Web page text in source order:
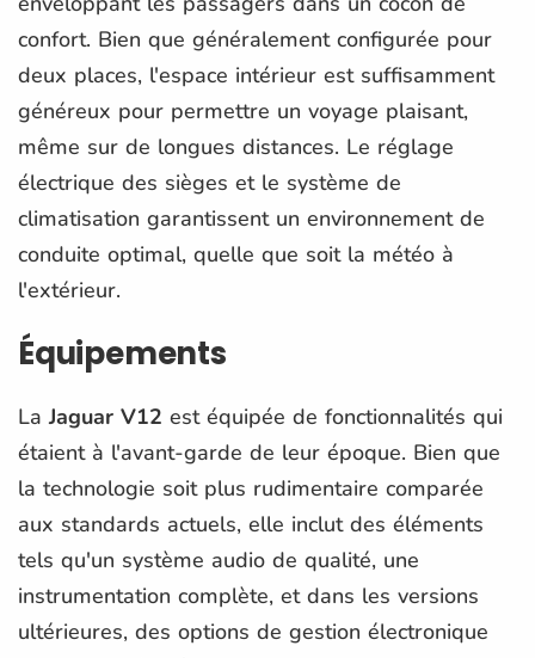
confort. Bien que généralement configurée pour
deux places, l'espace intérieur est suffisamment
généreux pour permettre un voyage plaisant,
même sur de longues distances. Le réglage
électrique des sièges et le système de
climatisation garantissent un environnement de
conduite optimal, quelle que soit la météo à
l'extérieur.
Équipements
LaJaguar V12 est équipée de fonctionnalités qui
étaient à l'avant-garde de leur époque. Bien que
la technologie soit plus rudimentaire comparée
aux standards actuels, elle inclut des éléments
tels qu'un système audio de qualité, une
instrumentation complète, et dans les versions
ultérieures, des options de gestion électronique